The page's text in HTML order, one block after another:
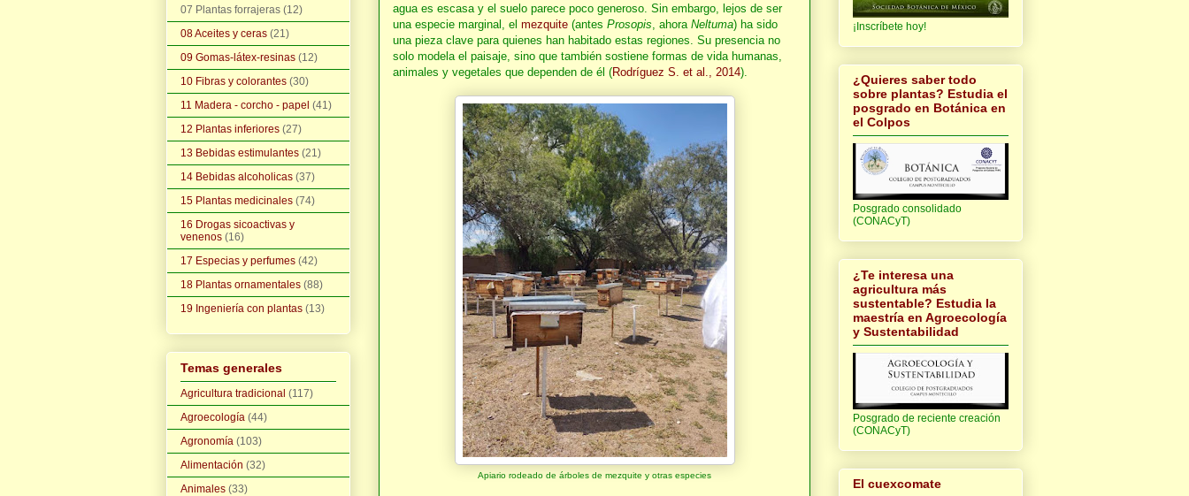
agua es escasa y el suelo parece poco generoso. Sin embargo, lejos de ser
una especie marginal, el mezquite (antes Prosopis , ahora Neltuma) ha sido
una pieza clave para quienes han habitado estas regiones. Su presencia no
solo modela el paisaje, sino que también sostiene formas de vida humanas,
animales y vegetales que dependen de él (Rodríguez S. et al., 2014).
Apiario rodeado de árboles de mezquite y otras especies
07 Plantas forrajeras (12)
08 Aceites y ceras (21)
09 Gomas-látex-resinas (12)
10 Fibras y colorantes (30)
11 Madera - corcho - papel (41)
12 Plantas inferiores (27)
13 Bebidas estimulantes (21)
14 Bebidas alcoholicas (37)
15 Plantas medicinales (74)
16 Drogas sicoactivas y
venenos (16)
17 Especias y perfumes (42)
18 Plantas ornamentales (88)
19 Ingeniería con plantas (13)
Temas generales
Agricultura tradicional (117)
Agroecología (44)
Agronomía (103)
Alimentación (32)
Animales (33)
¡Inscríbete hoy!
¿Quieres saber todo
sobre plantas? Estudia el
posgrado en Botánica en
el Colpos
Posgrado consolidado
(CONACyT)
¿Te interesa una
agricultura más
sustentable? Estudia la
maestría en Agroecología
y Sustentabilidad
Posgrado de reciente creación
(CONACyT)
El cuexcomate